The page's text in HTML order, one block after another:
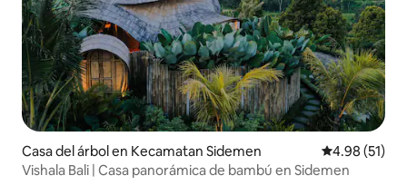
Casa del árbol en Kecamatan Sidemen Calificación
4.98 (51)
Vishala Bali | Casa panorámica de bambú en Sidemen